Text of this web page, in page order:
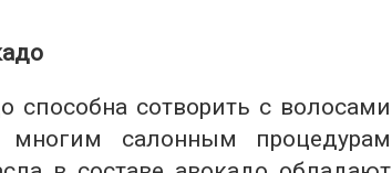
способна сотворить с волосами
салонным процедурам